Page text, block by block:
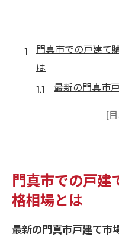
門真市での戸建て
は
最新の門真市
価格相場が変
購入前に知っ
戸建て購入で知っ
門真市の歴史
門真市での戸建
格相場とは
最新の門真市戸建て市